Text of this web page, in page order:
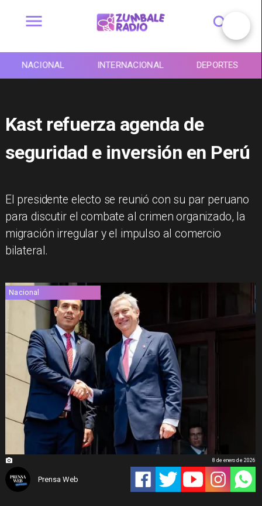
NACIONAL INTERNACIONAL DEPORTES
Kast refuerza agenda de
seguridad e inversión en Perú
El presidente electo se reunió con su par peruano
para discutir el combate al crimen organizado, la
migración irregular y el impulso al comercio
bilateral.
Nacional
Prensa Web
8 de enero de 2026